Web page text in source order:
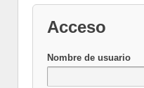
Acceso
Nombre de usuario